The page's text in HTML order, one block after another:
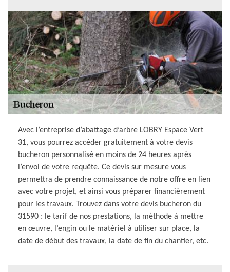
Avec l’entreprise d’abattage d’arbre LOBRY Espace Vert
31, vous pourrez accéder gratuitement à votre devis
bucheron personnalisé en moins de 24 heures après
l’envoi de votre requête. Ce devis sur mesure vous
permettra de prendre connaissance de notre offre en lien
avec votre projet, et ainsi vous préparer financièrement
pour les travaux. Trouvez dans votre devis bucheron du
31590 : le tarif de nos prestations, la méthode à mettre
en œuvre, l’engin ou le matériel à utiliser sur place, la
date de début des travaux, la date de fin du chantier, etc.